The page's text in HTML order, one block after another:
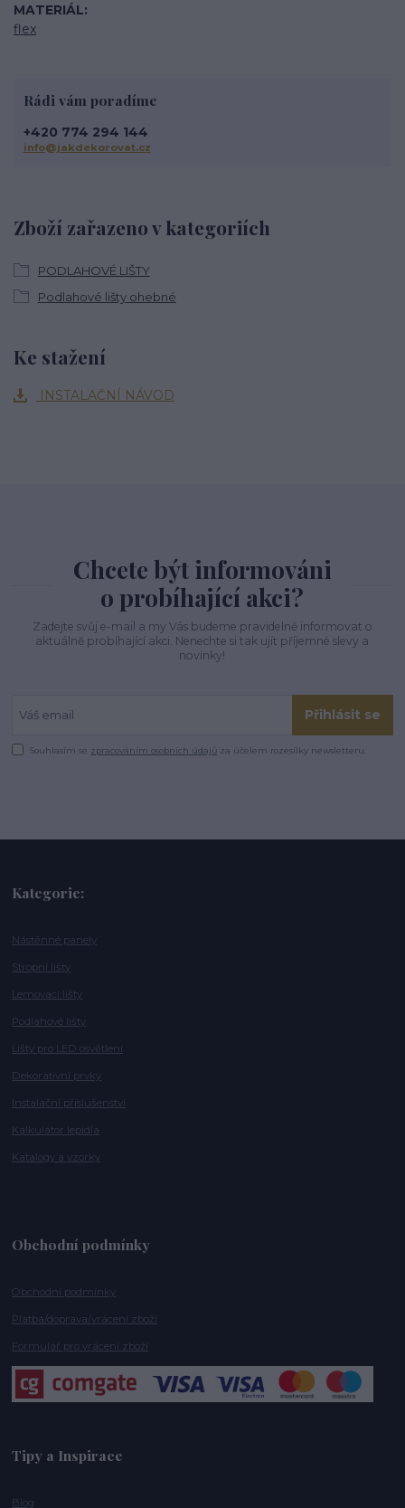
MATERIÁL
flex
Zboží zařazeno v kategoriích
PODLAHOVÉ LIŠTY
Podlahové lišty ohebné
Rádi vám poradíme
+420 774 294 144
info@jakdekorovat.cz
Ke stažení
INSTALAČNÍ NÁVOD
Chcete být informováni
o probíhající akci?
Zadejte svůj e-mail a my Vás budeme pravidelně informovat o
aktuálně probíhající akci. Nenechte si tak ujít příjemné slevy a
novinky!
Přihlásit se
Souhlasím se zpracováním osobních údajů za účelem rozesílky newsletteru.
Kategorie:
Nástěnné panely
Stropní lišty
Lemovací lišty
Podlahové lišty
Lišty pro LED osvětlení
Dekorativní prvky
Instalační příslušenství
Kalkulátor lepidla
Katalogy a vzorky
Obchodní podmínky
Obchodní podmínky
Platba/doprava/vrácení zboží
Formulář pro vrácení zboží
Tipy a Inspirace
Blog